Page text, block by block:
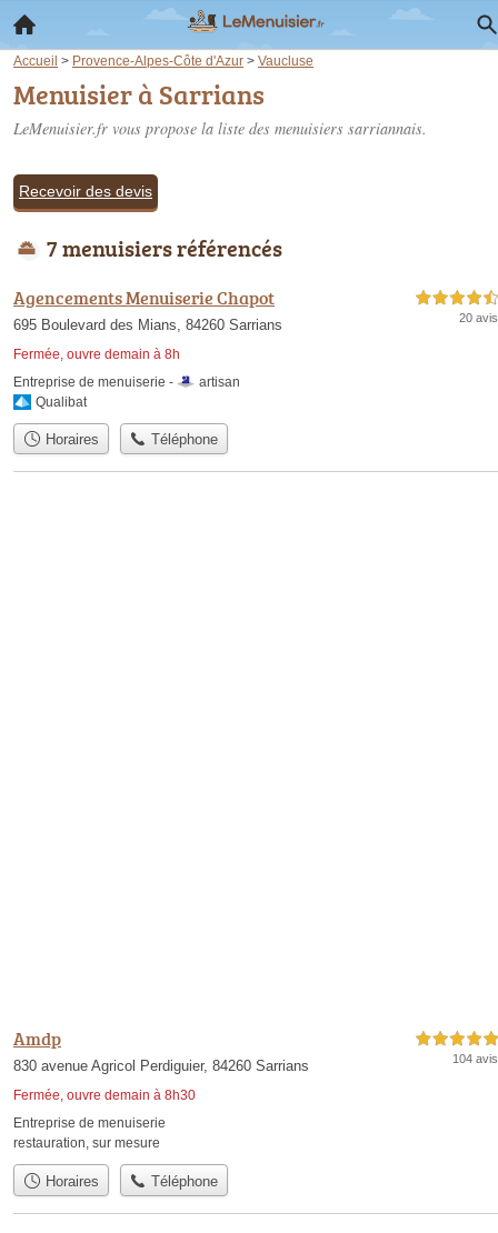
Accueil > Provence-Alpes-Côte d'Azur > Vaucluse
Menuisier à Sarrians
LeMenuisier.fr vous propose la liste des menuisiers sarriannais.
Recevoir des devis
7 menuisiers référencés
Agencements Menuiserie Chapot
695 Boulevard des Mians, 84260 Sarrians
Fermée, ouvre demain à 8h
4,5 étoiles sur 5
20 avis
Entreprise de menuiserie -
artisan
Qualibat
Horaires Téléphone
Amdp
830 avenue Agricol Perdiguier, 84260 Sarrians
Fermée, ouvre demain à 8h30
5,0 étoiles sur 5
104 avis
Entreprise de menuiserie
restauration, sur mesure
Horaires Téléphone